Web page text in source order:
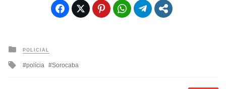
Posted
in
POLICIAL
Tagged
polícia Sorocaba